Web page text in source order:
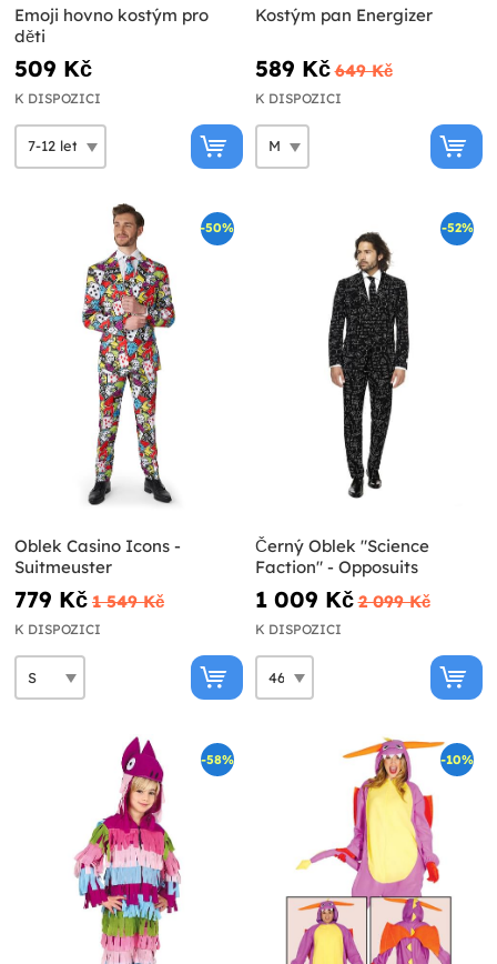
Emoji hovno kostým pro
děti
509 Kč
K DISPOZICI
Kostým pan Energizer
589 Kč 649 Kč
K DISPOZICI
-50%
Oblek Casino Icons -
Suitmeuster
779 Kč 1 549 Kč
K DISPOZICI
-52%
Černý Oblek "Science
Faction" - Opposuits
1 009 Kč 2 099 Kč
K DISPOZICI
-58% -10%